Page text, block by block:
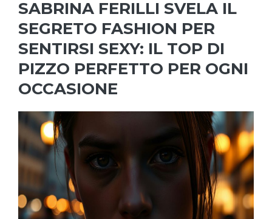
SABRINA FERILLI SVELA IL
SEGRETO FASHION PER
SENTIRSI SEXY: IL TOP DI
PIZZO PERFETTO PER OGNI
OCCASIONE